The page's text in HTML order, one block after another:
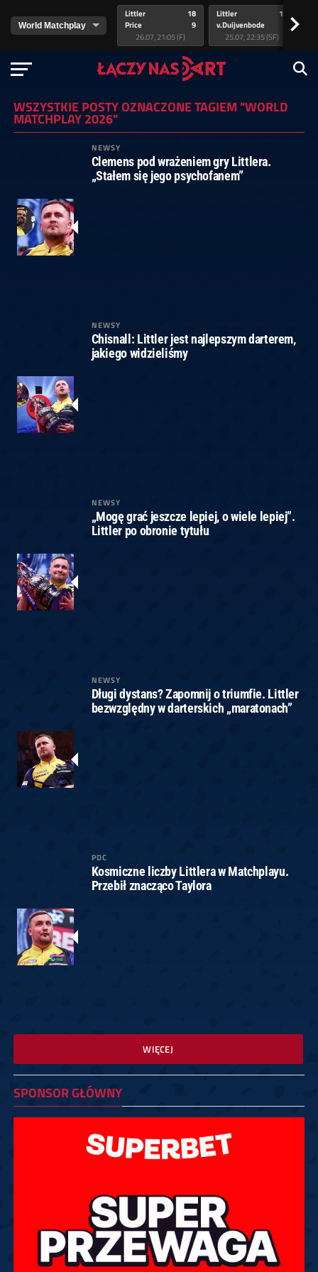
Littler
Price
18
9
26.07, 21:05 (F)
Littler
v.Duijvenbode
17
25.07, 22:35 (SF)
>
WSZYSTKIE POSTY OZNACZONE TAGIEM "WORLD
MATCHPLAY 2026"
NEWSY
Clemens pod wrażeniem gry Littlera.
„Stałem się jego psychofanem”
NEWSY
Chisnall: Littler jest najlepszym darterem,
jakiego widzieliśmy
NEWSY
„Mogę grać jeszcze lepiej, o wiele lepiej”.
Littler po obronie tytułu
NEWSY
Długi dystans? Zapomnij o triumfie. Littler
bezwzględny w darterskich „maratonach”
PDC
Kosmiczne liczby Littlera w Matchplayu.
Przebił znacząco Taylora
WIĘCEJ
SPONSOR GŁÓWNY